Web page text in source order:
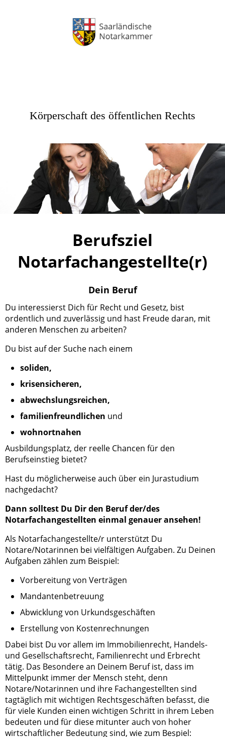
Körperschaft des öffentlichen Rechts
Berufsziel
Notarfachangestellte(r)
Dein Beruf
Du interessierst Dich für Recht und Gesetz, bist
ordentlich und zuverlässig und hast Freude daran, mit
anderen Menschen zu arbeiten?
Du bist auf der Suche nach einem
soliden,
krisensicheren,
abwechslungsreichen,
familienfreundlichen und
wohnortnahen
Ausbildungsplatz, der reelle Chancen für den
Berufseinstieg bietet?
Hast du möglicherweise auch über ein Jurastudium
nachgedacht?
Dann solltest Du Dir den Beruf der/des
Notarfachangestellten einmal genauer ansehen!
Als Notarfachangestellte/r unterstützt Du
Notare/Notarinnen bei vielfältigen Aufgaben. Zu Deinen
Aufgaben zählen zum Beispiel:
Vorbereitung von Verträgen
Mandantenbetreuung
Abwicklung von Urkundsgeschäften
Erstellung von Kostenrechnungen
Dabei bist Du vor allem im Immobilienrecht, Handels-
und Gesellschaftsrecht, Familienrecht und Erbrecht
tätig. Das Besondere an Deinem Beruf ist, dass im
Mittelpunkt immer der Mensch steht, denn
Notare/Notarinnen und ihre Fachangestellten sind
tagtäglich mit wichtigen Rechtsgeschäften befasst, die
für viele Kunden einen wichtigen Schritt in ihrem Leben
bedeuten und für diese mitunter auch von hoher
wirtschaftlicher Bedeutung sind, wie zum Bespiel: